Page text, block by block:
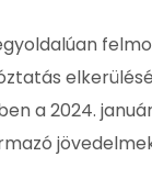
a 2024.